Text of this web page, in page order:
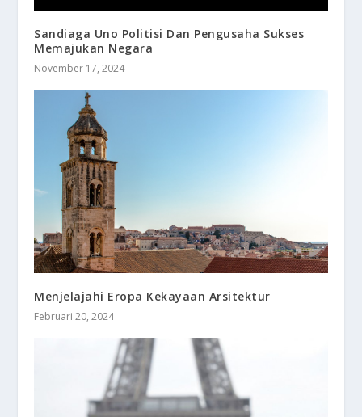
Sandiaga Uno Politisi Dan Pengusaha Sukses
Memajukan Negara
November 17, 2024
Menjelajahi Eropa Kekayaan Arsitektur
Februari 20, 2024